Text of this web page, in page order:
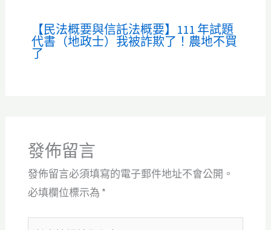
【民法概要與信託法概要】111 年試題
代書（地政士）我被詐欺了！農地不買
了
發佈留言
發佈留言必須填寫的電子郵件地址不會公開。
必填欄位標示為 *